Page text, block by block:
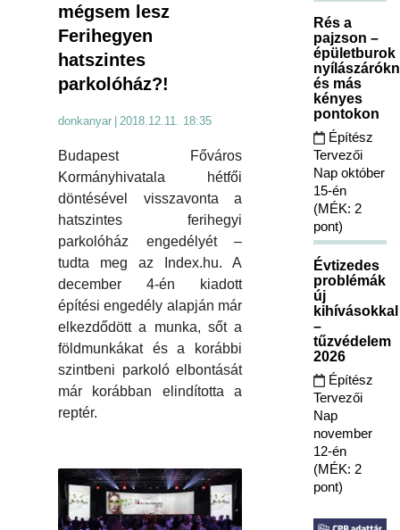
mégsem lesz
Ferihegyen
hatszintes
parkolóház?!
donkanyar | 2018.12.11. 18:35
Budapest Főváros
Kormányhivatala hétfői
döntésével visszavonta a
hatszintes ferihegyi
parkolóház engedélyét –
tudta meg az Index.hu. A
december 4-én kiadott
építési engedély alapján már
elkezdődött a munka, sőt a
földmunkákat és a korábbi
szintbeni parkoló elbontását
már korábban elindította a
reptér.
Rés a
pajzson –
épületburok
és más
kényes
pontokon
Építész
Tervezői
Nap október
15-én
(MÉK: 2
pont)
Évtizedes
problémák
új
kihívásokkal
–
tűzvédelem
2026
Építész
Tervezői
Nap
november
12-én
(MÉK: 2
pont)